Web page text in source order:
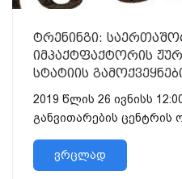
ტრენინგი:
იმპაქტფაქტორის
სტატიის
2019 წლის 26 ივნისს
განვითარების ცენტრის
პროფესორი იამზე თაბ...
ვრცლად